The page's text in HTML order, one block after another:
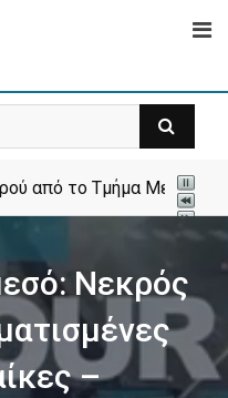
από το Τμήμα
Νεκρός
–